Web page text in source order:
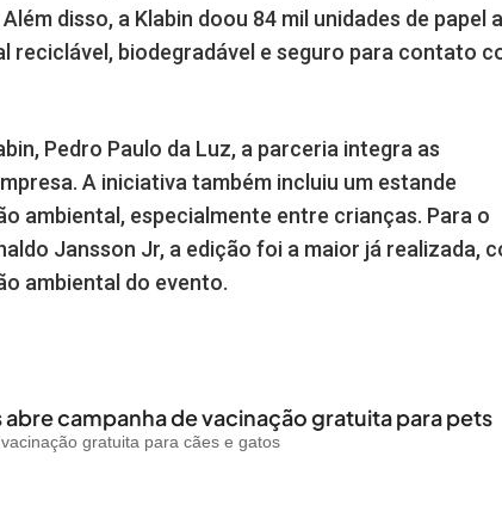
disso, a Klabin doou 84 mil unidades de papel
reciclável, biodegradável e seguro para contato
Pedro Paulo da Luz, a parceria integra as
A iniciativa também incluiu um estande
ambiental, especialmente entre crianças. Para o
Jansson Jr, a edição foi a maior já realizada,
ambiental do evento.
abre campanha de vacinação gratuita para pets
gratuita para cães e gatos